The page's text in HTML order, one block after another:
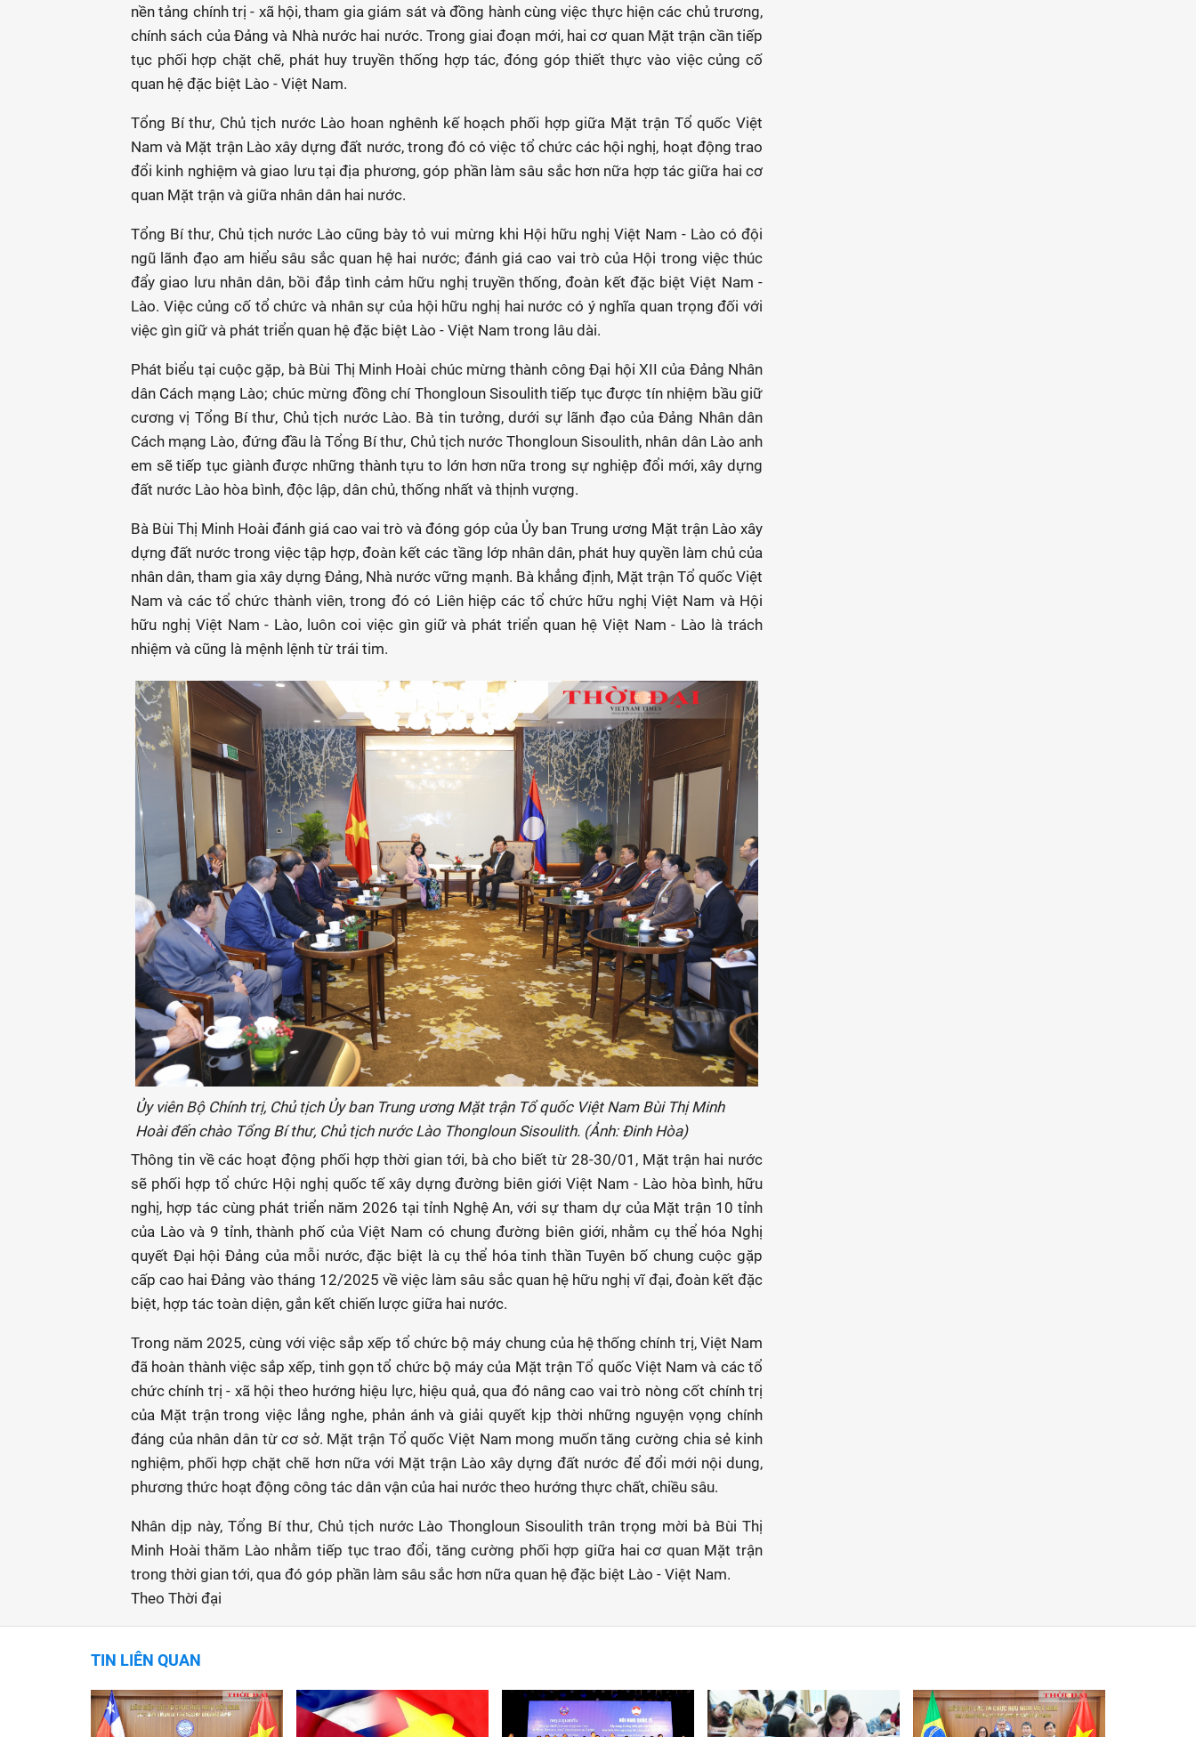
nền tảng chính trị - xã hội, tham gia giám sát và đồng hành cùng việc thực hiện các chủ trương,
chính sách của Đảng và Nhà nước hai nước. Trong giai đoạn mới, hai cơ quan Mặt trận cần tiếp
tục phối hợp chặt chẽ, phát huy truyền thống hợp tác, đóng góp thiết thực vào việc củng cố
quan hệ đặc biệt Lào - Việt Nam.
Tổng Bí thư, Chủ tịch nước Lào hoan nghênh kế hoạch phối hợp giữa Mặt trận Tổ quốc Việt
Nam và Mặt trận Lào xây dựng đất nước, trong đó có việc tổ chức các hội nghị, hoạt động trao
đổi kinh nghiệm và giao lưu tại địa phương, góp phần làm sâu sắc hơn nữa hợp tác giữa hai cơ
quan Mặt trận và giữa nhân dân hai nước.
Tổng Bí thư, Chủ tịch nước Lào cũng bày tỏ vui mừng khi Hội hữu nghị Việt Nam - Lào có đội
ngũ lãnh đạo am hiểu sâu sắc quan hệ hai nước; đánh giá cao vai trò của Hội trong việc thúc
đẩy giao lưu nhân dân, bồi đắp tình cảm hữu nghị truyền thống, đoàn kết đặc biệt Việt Nam -
Lào. Việc củng cố tổ chức và nhân sự của hội hữu nghị hai nước có ý nghĩa quan trọng đối với
việc gìn giữ và phát triển quan hệ đặc biệt Lào - Việt Nam trong lâu dài.
Phát biểu tại cuộc gặp, bà Bùi Thị Minh Hoài chúc mừng thành công Đại hội XII của Đảng Nhân
dân Cách mạng Lào; chúc mừng đồng chí Thongloun Sisoulith tiếp tục được tín nhiệm bầu giữ
cương vị Tổng Bí thư, Chủ tịch nước Lào. Bà tin tưởng, dưới sự lãnh đạo của Đảng Nhân dân
Cách mạng Lào, đứng đầu là Tổng Bí thư, Chủ tịch nước Thongloun Sisoulith, nhân dân Lào anh
em sẽ tiếp tục giành được những thành tựu to lớn hơn nữa trong sự nghiệp đổi mới, xây dựng
đất nước Lào hòa bình, độc lập, dân chủ, thống nhất và thịnh vượng.
Bà Bùi Thị Minh Hoài đánh giá cao vai trò và đóng góp của Ủy ban Trung ương Mặt trận Lào xây
dựng đất nước trong việc tập hợp, đoàn kết các tầng lớp nhân dân, phát huy quyền làm chủ của
nhân dân, tham gia xây dựng Đảng, Nhà nước vững mạnh. Bà khẳng định, Mặt trận Tổ quốc Việt
Nam và các tổ chức thành viên, trong đó có Liên hiệp các tổ chức hữu nghị Việt Nam và Hội
hữu nghị Việt Nam - Lào, luôn coi việc gìn giữ và phát triển quan hệ Việt Nam - Lào là trách
nhiệm và cũng là mệnh lệnh từ trái tim.
Ủy viên Bộ Chính trị, Chủ tịch Ủy ban Trung ương Mặt trận Tổ quốc Việt Nam Bùi Thị Minh
Hoài đến chào Tổng Bí thư, Chủ tịch nước Lào Thongloun Sisoulith. (Ảnh: Đinh Hòa)
Thông tin về các hoạt động phối hợp thời gian tới, bà cho biết từ 28-30/01, Mặt trận hai nước
sẽ phối hợp tổ chức Hội nghị quốc tế xây dựng đường biên giới Việt Nam - Lào hòa bình, hữu
nghị, hợp tác cùng phát triển năm 2026 tại tỉnh Nghệ An, với sự tham dự của Mặt trận 10 tỉnh
của Lào và 9 tỉnh, thành phố của Việt Nam có chung đường biên giới, nhằm cụ thể hóa Nghị
quyết Đại hội Đảng của mỗi nước, đặc biệt là cụ thể hóa tinh thần Tuyên bố chung cuộc gặp
cấp cao hai Đảng vào tháng 12/2025 về việc làm sâu sắc quan hệ hữu nghị vĩ đại, đoàn kết đặc
biệt, hợp tác toàn diện, gắn kết chiến lược giữa hai nước.
Trong năm 2025, cùng với việc sắp xếp tổ chức bộ máy chung của hệ thống chính trị, Việt Nam
đã hoàn thành việc sắp xếp, tinh gọn tổ chức bộ máy của Mặt trận Tổ quốc Việt Nam và các tổ
chức chính trị - xã hội theo hướng hiệu lực, hiệu quả, qua đó nâng cao vai trò nòng cốt chính trị
của Mặt trận trong việc lắng nghe, phản ánh và giải quyết kịp thời những nguyện vọng chính
đáng của nhân dân từ cơ sở. Mặt trận Tổ quốc Việt Nam mong muốn tăng cường chia sẻ kinh
nghiệm, phối hợp chặt chẽ hơn nữa với Mặt trận Lào xây dựng đất nước để đổi mới nội dung,
phương thức hoạt động công tác dân vận của hai nước theo hướng thực chất, chiều sâu.
Nhân dịp này, Tổng Bí thư, Chủ tịch nước Lào Thongloun Sisoulith trân trọng mời bà Bùi Thị
Minh Hoài thăm Lào nhằm tiếp tục trao đổi, tăng cường phối hợp giữa hai cơ quan Mặt trận
trong thời gian tới, qua đó góp phần làm sâu sắc hơn nữa quan hệ đặc biệt Lào - Việt Nam.
Theo Thời đại
TIN LIÊN QUAN